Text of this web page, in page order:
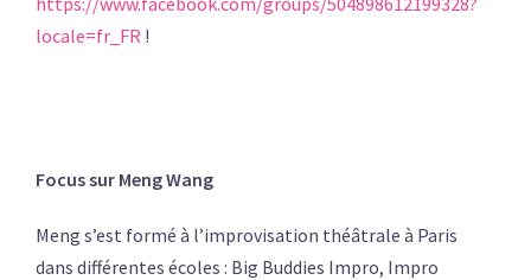
locale=fr_FR !
Focus sur Meng Wang
Meng s’est formé à l’improvisation théâtrale à Paris
dans différentes écoles : Big Buddies Impro, Impro